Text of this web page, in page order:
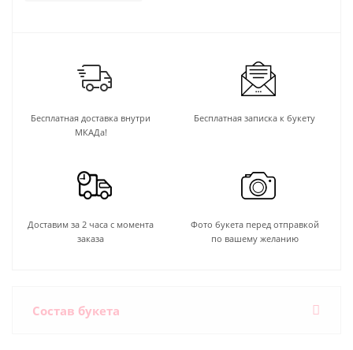
Бесплатная доставка внутри
МКАДа!
Бесплатная записка к букету
Доставим за 2 часа с момента
заказа
Фото букета перед отправкой
по вашему желанию
Состав букета